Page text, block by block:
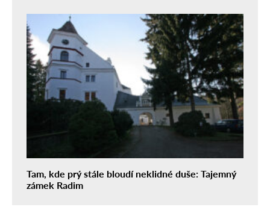
Tam, kde prý stále bloudí neklidné duše: Tajemný
zámek Radim